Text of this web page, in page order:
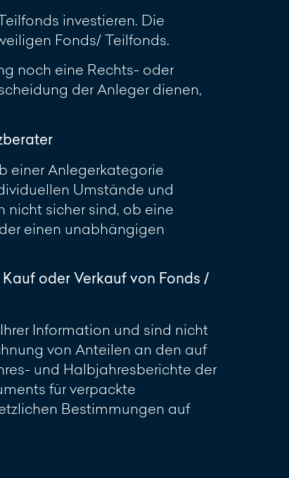
investieren. Die
Fonds/ Teilfonds.
noch eine Rechts- oder
der Anleger dienen,
einer Anlegerkategorie
Umstände und
nicht sicher sind, ob eine
einen unabhängigen
oder Verkauf von Fonds /
Information und sind nicht
von Anteilen an den auf
und Halbjahresberichte der
für verpackte
Bestimmungen auf